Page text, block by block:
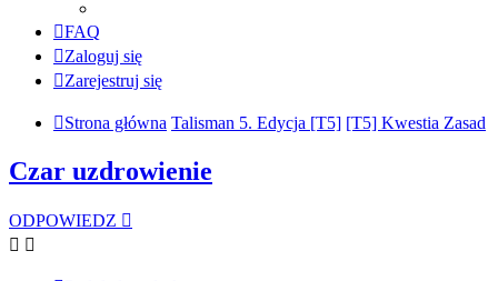
FAQ
Zaloguj się
Zarejestruj się
Strona główna Talisman 5. Edycja [T5] [T5] Kwestia Zasad
Czar uzdrowienie
ODPOWIEDZ